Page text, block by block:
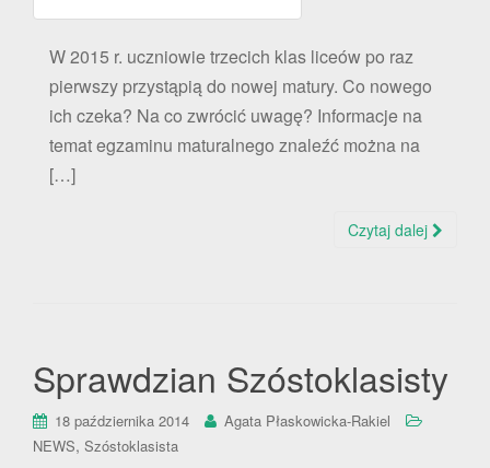
W 2015 r. uczniowie trzecich klas liceów po raz
pierwszy przystąpią do nowej matury. Co nowego
ich czeka? Na co zwrócić uwagę? Informacje na
temat egzaminu maturalnego znaleźć można na
[…]
Czytaj dalej
Sprawdzian Szóstoklasisty
18 października 2014
Agata Płaskowicka-Rakiel
NEWS, Szóstoklasista